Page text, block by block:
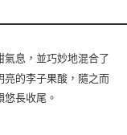
氣息，並巧妙地混合了
亮的李子果酸，隨之而
長收尾。